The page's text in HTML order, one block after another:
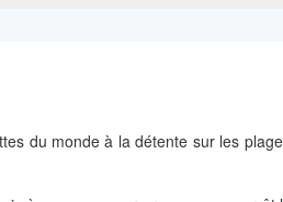
du monde à la détente sur les